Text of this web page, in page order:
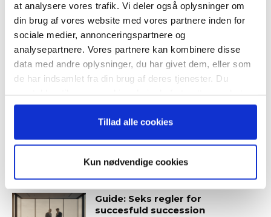
at analysere vores trafik. Vi deler også oplysninger om
din brug af vores website med vores partnere inden for
sociale medier, annonceringspartnere og
analysepartnere. Vores partnere kan kombinere disse
data med andre oplysninger, du har givet dem, eller som
de har indsamlet fra din brug af deres tjenester. Du
anvende vores hjemmeside.
Tillad alle cookies
Kun nødvendige cookies
Guide: Fem tegn på, at
topchefen er på vildspor
Guide: Seks regler for
succesfuld succession
Bestyrelsesguidens ugentlige nyhedsbrev samt
Tilmeld